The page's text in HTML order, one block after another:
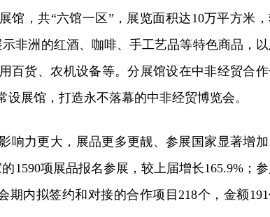
馆，共“六馆一区”，展览面积达10万平方米
非洲的红酒、咖啡、手工艺品等特色商品，以
百货、农机设备等。分展馆设在中非经贸合作
展馆，打造永不落幕的中非经贸博览会。
响力更大，展品更多更靓、参展国家显著增加
1590项展品报名参展，较上届增长165.9%；
期内拟签约和对接的合作项目218个，金额